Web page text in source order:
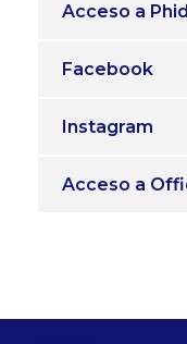
Acceso a
Facebook
Instagram
Acceso a